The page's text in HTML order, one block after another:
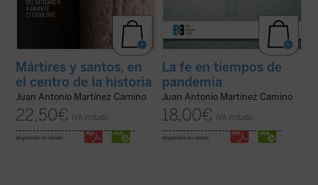
Mártires y santos, en
el centro de la historia
Juan Antonio Martínez Camino
22,50€ IVA incluido
disponible en ebook:
La fe en tiempos de
pandemia
Juan Antonio Martínez Camino
18,00€ IVA incluido
disponible en ebook: